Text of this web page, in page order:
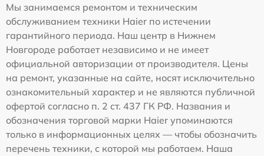
Мы занимаемся ремонтом и техническим
обслуживанием техники Haier по истечении
гарантийного периода. Наш центр в Нижнем
Новгороде работает независимо и не имеет
официальной авторизации от производителя. Цены
на ремонт, указанные на сайте, носят исключительно
ознакомительный характер и не являются публичной
офертой согласно п. 2 ст. 437 ГК РФ. Названия и
обозначения торговой марки Haier упоминаются
только в информационных целях — чтобы обозначить
перечень техники, с которой мы работаем. Наша